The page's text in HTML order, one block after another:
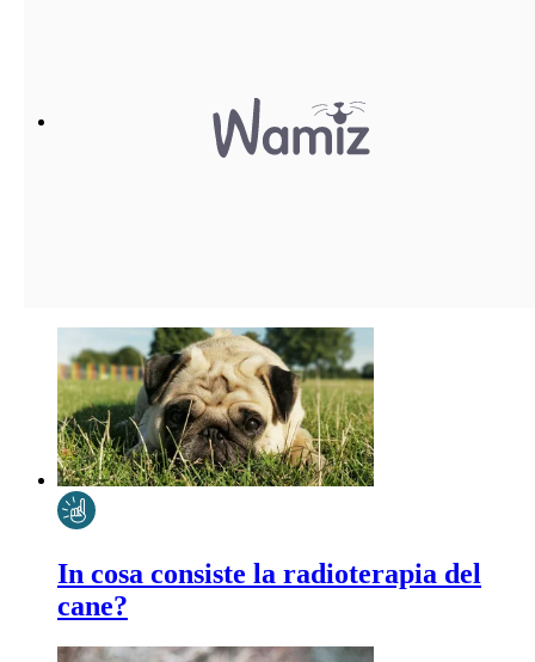
In cosa consiste la radioterapia del
cane?